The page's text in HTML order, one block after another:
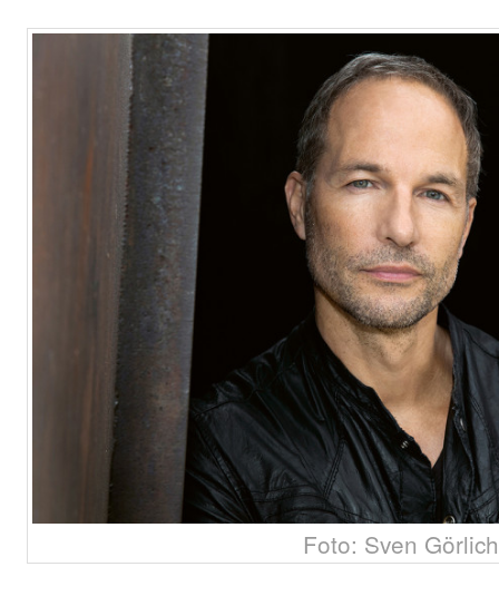
Foto: Sven Görlich